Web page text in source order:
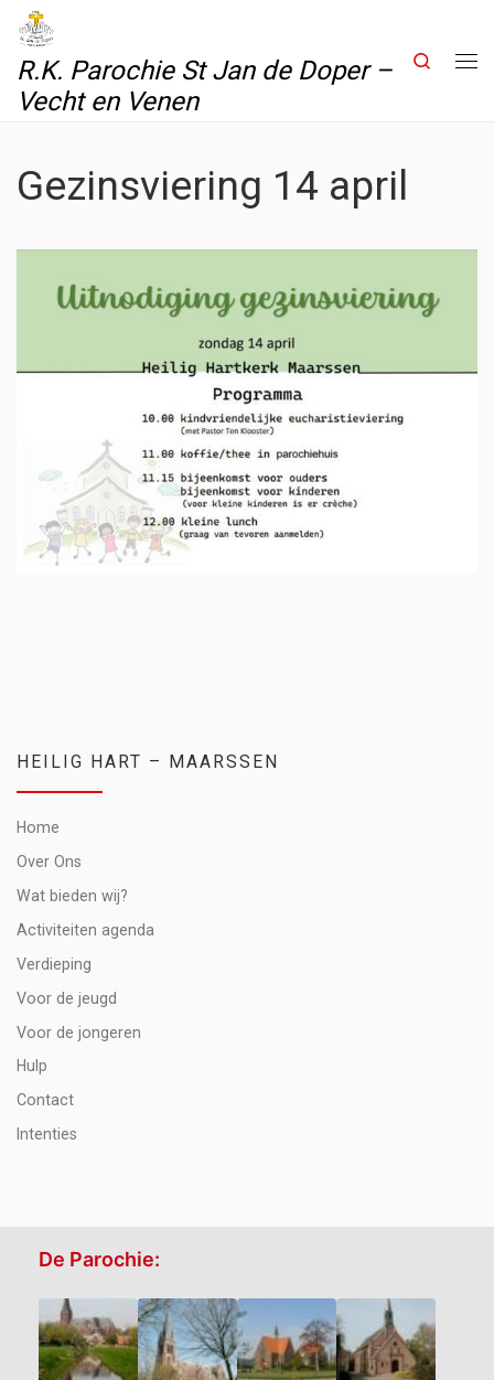
Skip to content
R.K. Parochie St Jan de Doper –
Vecht en Venen
Search
Gezinsviering 14 april
HEILIG HART – MAARSSEN
Home
Over Ons
Wat bieden wij?
Activiteiten agenda
Verdieping
Voor de jeugd
Voor de jongeren
Hulp
Contact
Intenties
De Parochie: